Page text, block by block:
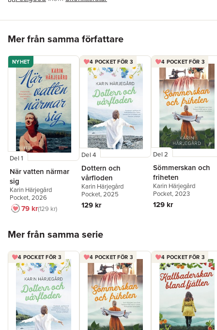
stig i livet, och våga följa den.
Mer från samma författare
NYHET
Del 1
När vatten närmar
sig
Karin Härjegård
Pocket, 2026
79 kr129 kr
4 POCKET FÖR 3
Del 4
Dottern och
vårfloden
Karin Härjegård
Pocket, 2025
129 kr
4 POCKET FÖR 3
Del 2
Sömmerskan och
friheten
Karin Härjegård
Pocket, 2023
129 kr
Mer från samma serie
4 POCKET FÖR 3 4 POCKET FÖR 3 4 POCKET FÖR 3